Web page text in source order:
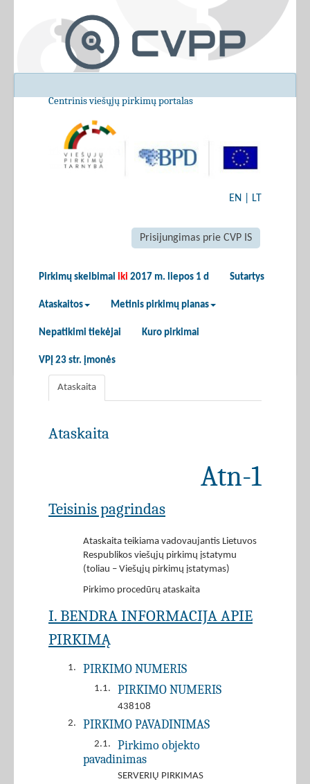
Centrinis viešųjų pirkimų portalas
EN LT
Prisijungimas prie CVP IS
Pirkimų skelbimai iki 2017 m. liepos 1 d Sutartys
Ataskaitos Metinis pirkimų planas
Nepatikimi tiekėjai Kuro pirkimai
VPĮ 23 str. įmonės
Ataskaita
Ataskaita
Atn-1
Teisinis pagrindas
Ataskaita teikiama vadovaujantis Lietuvos
Respublikos viešųjų pirkimų įstatymu
(toliau – Viešųjų pirkimų įstatymas)
Pirkimo procedūrų ataskaita
I. BENDRA INFORMACIJA APIE
PIRKIMĄ
1. PIRKIMO NUMERIS
1.1. PIRKIMO NUMERIS
438108
2.
PIRKIMO PAVADINIMAS
2.1.
Pirkimo objekto
pavadinimas
SERVERIŲ PIRKIMAS